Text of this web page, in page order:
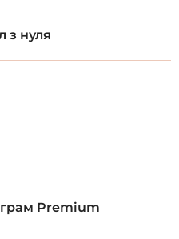
з нуля
Premium